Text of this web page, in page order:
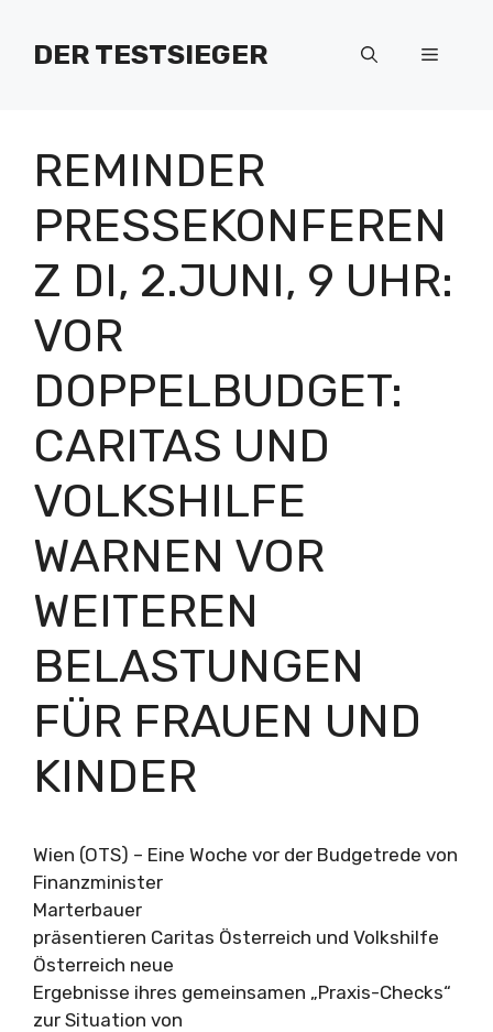
Inhalt
springenDER TESTSIEGER Menü
REMINDER
PRESSEKONFEREN
Z DI, 2.JUNI, 9 UHR:
VOR
DOPPELBUDGET:
CARITAS UND
VOLKSHILFE
WARNEN VOR
WEITEREN
BELASTUNGEN
FÜR FRAUEN UND
KINDER
Wien (OTS) – Eine Woche vor der Budgetrede von
Finanzminister
Marterbauer
präsentieren Caritas Österreich und Volkshilfe
Österreich neue
Ergebnisse ihres gemeinsamen „Praxis-Checks“
zur Situation von